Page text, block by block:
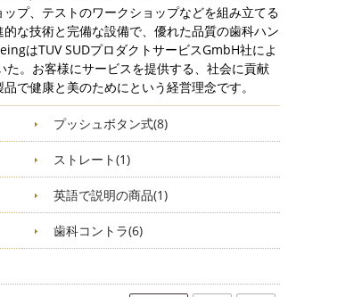
プ、テストのワークショップなどを組み立てる
な技術と完備な設備で、優れた品質の歯科ハン
はTUV SUDプロダクトサービスGmbH社によ
た。お客様にサービスを提供する、社会に貢献
で健康と美のためにという経営理念です。
プッシュボタン式(8)
ストレート(1)
英語で説明の商品(1)
歯科コントラ(6)